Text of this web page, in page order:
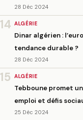
28 Déc 2024
14 ALGÉRIE
Dinar algérien :
tendance durable ?
28 Déc 2024
15 ALGÉRIE
Tebboune promet
emploi et défis
25 Déc 2024